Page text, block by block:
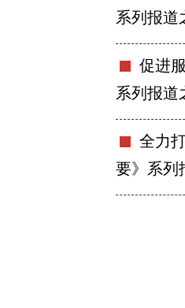
系列报道
促进
系列报道
全力
要》系列